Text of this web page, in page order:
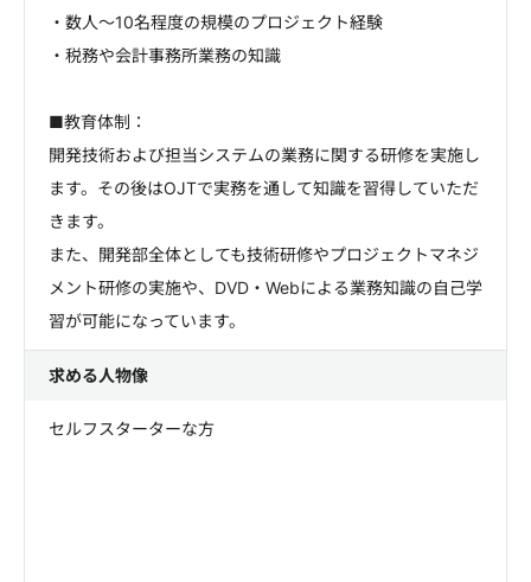
・数人～10名程度の規模のプロジェクト経験
・税務や会計事務所業務の知識
■教育体制：
開発技術および担当システムの業務に関する研修を実施し
ます。その後はOJTで実務を通して知識を習得していただ
きます。
また、開発部全体としても技術研修やプロジェクトマネジ
メント研修の実施や、DVD・Webによる業務知識の自己学
習が可能になっています。
求める人物像
セルフスターターな方